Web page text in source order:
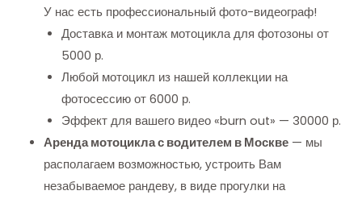
У нас есть профессиональный фото-видеограф!
Доставка и монтаж мотоцикла для фотозоны от
5000 р.
Любой мотоцикл из нашей коллекции на
фотосессию от 6000 р.
Эффект для вашего видео «burn out» — 30000 р.
Аренда мотоцикла с водителем в Москве— мы
располагаем возможностью, устроить Вам
незабываемое рандеву, в виде прогулки на